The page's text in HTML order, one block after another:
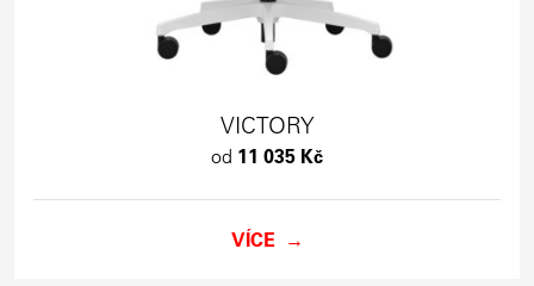
VICTORY
od 11 035 Kč
VÍCE